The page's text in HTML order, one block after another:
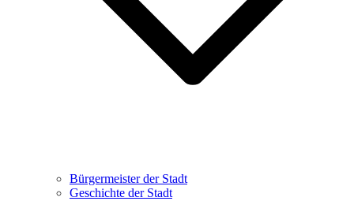
Bürgermeister der Stadt
Geschichte der Stadt